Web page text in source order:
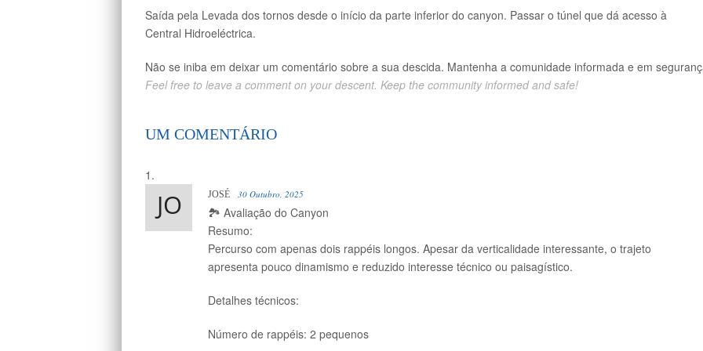
Saída pela Levada dos tornos desde o início da parte inferior do canyon. Passar o túnel que dá acesso à
Central Hidroeléctrica.
Não se iniba em deixar um comentário sobre a sua descida. Mantenha a comunidade informada e em
Feel free to leave a comment on your descent. Keep the community informed and safe!
UM COMENTÁRIO
JOSÉ 30 Outubro, 2025
🏞️ Avaliação do Canyon
Resumo:
Percurso com apenas dois rappéis longos. Apesar da verticalidade interessante, o trajeto
apresenta pouco dinamismo e reduzido interesse técnico ou paisagístico.
Detalhes técnicos:
Número de rappéis: 2 pequenos